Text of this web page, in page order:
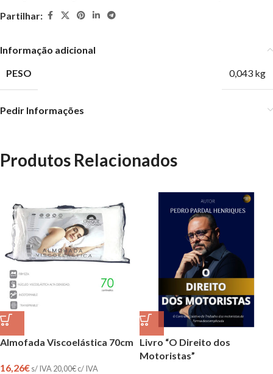
Partilhar:
Informação adicional
PESO
0,043 kg
Pedir Informações
Produtos Relacionados
Almofada Viscoelástica 70cm
16,26€s/ IVA 20,00€c/ IVA
Livro “O Direito dos
Motoristas”